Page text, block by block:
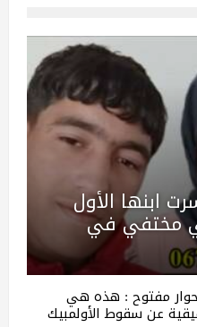
ابنها الأول
مختفي في
مفتوح : هذه هي
عن سقوط الأولمبيك